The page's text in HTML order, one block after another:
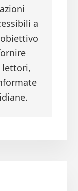
a
lettori,